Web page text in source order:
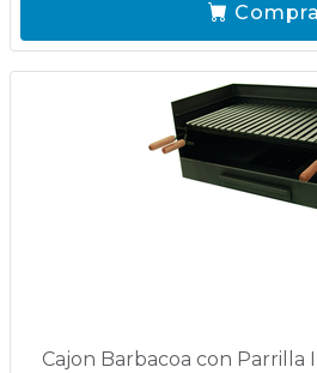
Cajon Barbacoa con Parrilla